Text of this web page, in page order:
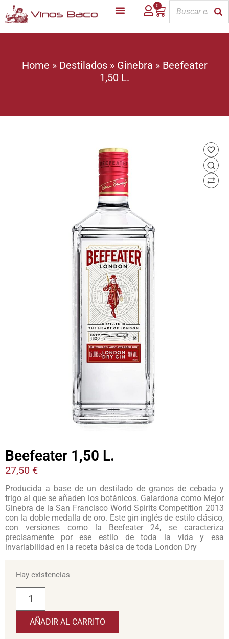
0
Home » Destilados» Ginebra » Beefeater
1,50 L.
Beefeater 1,50 L.
27,50 €
Producida a base de un destilado de granos de cebada y
trigo al que se añaden los botánicos. Galardona como Mejor
Ginebra de la San Francisco World Spirits Competition 2013
con la doble medalla de oro. Este gin inglés de estilo clásico,
con versiones como la Beefeater 24, se caracteriza
precisamente por ese estilo de toda la vida y esa
invariabilidad en la receta básica de toda London Dry
Hay existencias
AÑADIR AL CARRITO